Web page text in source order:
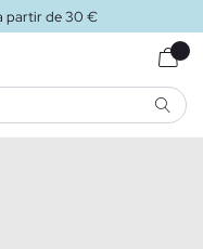
partir de 30 €